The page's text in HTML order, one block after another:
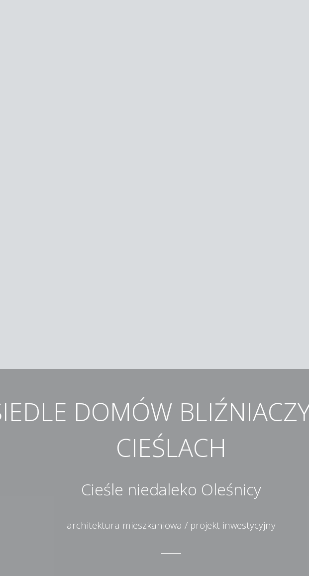
DOMÓW
CIEŚLACH
Cieśle niedaleko Oleśnicy
architektura mieszkaniowa / projekt inwestycyjny